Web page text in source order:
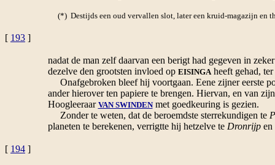
(*) Destijds een oud vervallen slot, later een kruid-magazijn en
[ 193 ]
nadat de man zelf daarvan een berigt had gegeven in
dezelve den grootsten invloed op EISINGAheeft gehad,
Onafgebroken bleef hij voortgaan. Eene zijner eerste
ander hierover ten papiere te brengen. Hiervan, en van
Hoogleeraar VAN SWINDENmet goedkeuring is gezien.
Zonder te weten, dat de beroemdste sterrekundigen te
planeten te berekenen, verrigtte hij hetzelve te Dronrijpen
[ 194 ]